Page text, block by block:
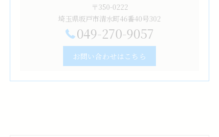
〒350-0222
埼玉県坂戸市清水町46番40号302
049-270-9057
お問い合わせはこちら